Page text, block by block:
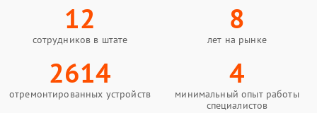
12
сотрудников в штате
8
лет на рынке
2614
отремонтированных устройств
4
минимальный опыт работы
специалистов